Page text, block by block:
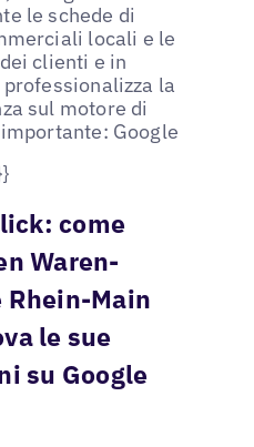
le schede di
locali e le
clienti e in
la
sul motore di
Google
come
Waren-
Main
le sue
su Google